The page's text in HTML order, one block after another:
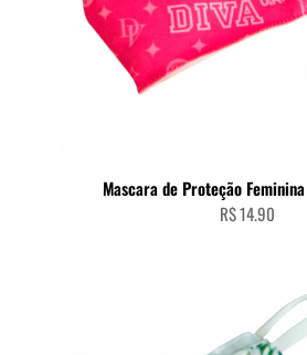
Mascara de Proteção
R$14.90